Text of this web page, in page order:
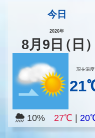
今日
2026年
8月 9 日（日）
現在温度
10% 27℃